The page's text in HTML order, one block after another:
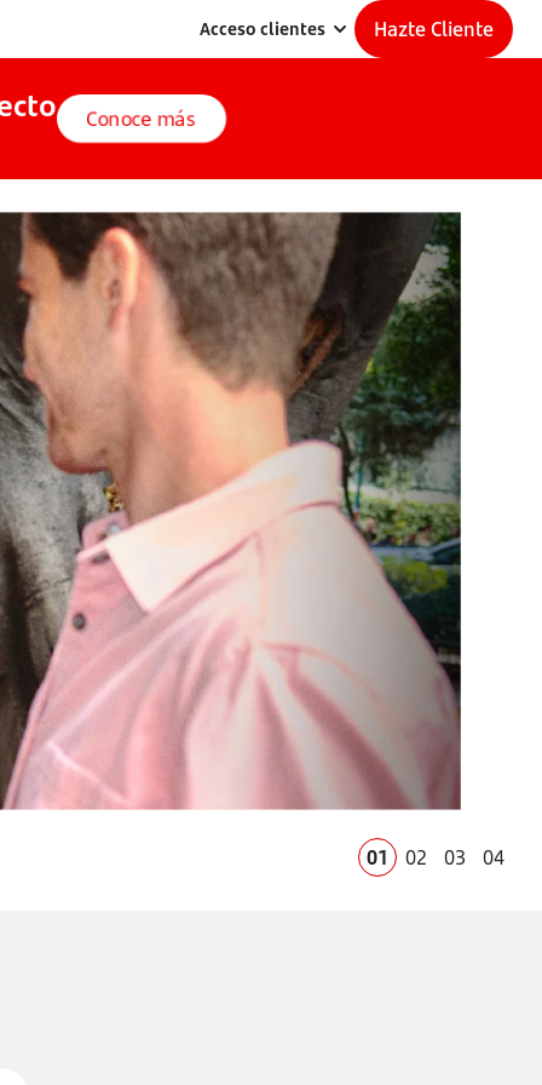
Acceso clientes Hazte Cliente
Conoce más
01 02 03 04